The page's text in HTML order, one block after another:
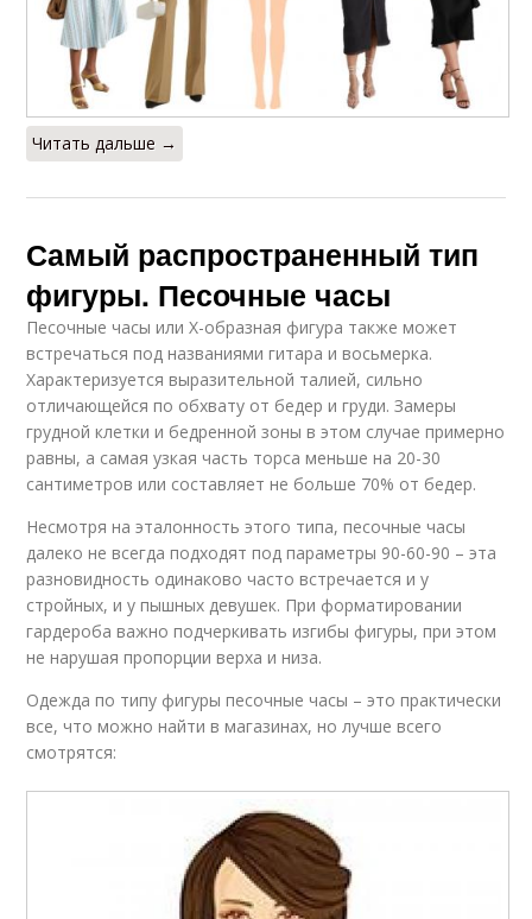
Читать дальше →
Самый распространенный тип
фигуры. Песочные часы
Песочные часы или X-образная фигура также может
встречаться под названиями гитара и восьмерка.
Характеризуется выразительной талией, сильно
отличающейся по обхвату от бедер и груди. Замеры
грудной клетки и бедренной зоны в этом случае примерно
равны, а самая узкая часть торса меньше на 20-30
сантиметров или составляет не больше 70% от бедер.
Несмотря на эталонность этого типа, песочные часы
далеко не всегда подходят под параметры 90-60-90 – эта
разновидность одинаково часто встречается и у
стройных, и у пышных девушек. При форматировании
гардероба важно подчеркивать изгибы фигуры, при этом
не нарушая пропорции верха и низа.
Одежда по типу фигуры песочные часы – это практически
все, что можно найти в магазинах, но лучше всего
смотрятся: